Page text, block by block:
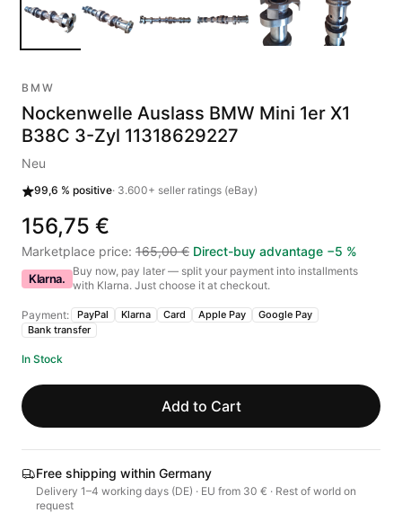
BMW
Nockenwelle Auslass BMW Mini 1er X1
B38C 3-Zyl 11318629227
Neu
99,6 % positive· 3.600+ seller ratings (eBay)
156,75 €
Marketplace price: 165,00 € Direct-buy advantage −5 %
Klarna. Buy now, pay later — split your payment into installments
with Klarna. Just choose it at checkout.
Payment: PayPal Klarna Card Apple Pay
Google Pay
Bank transfer
In Stock
Add to Cart
Free shipping within Germany
Delivery 1–4 working days (DE) · EU from 30 € · Rest of world on
request